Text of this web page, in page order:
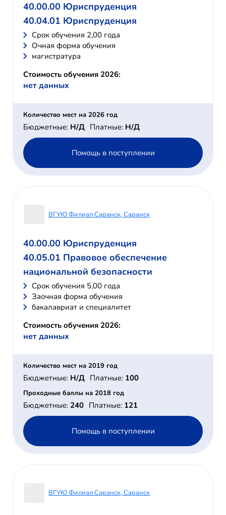
40.00.00 Юриспруденция
40.04.01 Юриспруденция
Cрок обучения 2,00 года
Очная форма обучения
магистратура
Стоимость обучения 2026:
нет данных
Количество мест на 2026 год
Бюджетные: Н/Д Платные: Н/Д
Помощь в поступлении
ВГУЮ Филиал Саранск, Саранск
40.00.00 Юриспруденция
40.05.01 Правовое обеспечение
национальной безопасности
Cрок обучения 5,00 года
Заочная форма обучения
бакалавриат и специалитет
Стоимость обучения 2026:
нет данных
Количество мест на 2019 год
Бюджетные: Н/Д Платные: 100
Проходные баллы на 2018 год
Бюджетные: 240 Платные: 121
Помощь в поступлении
ВГУЮ Филиал Саранск, Саранск